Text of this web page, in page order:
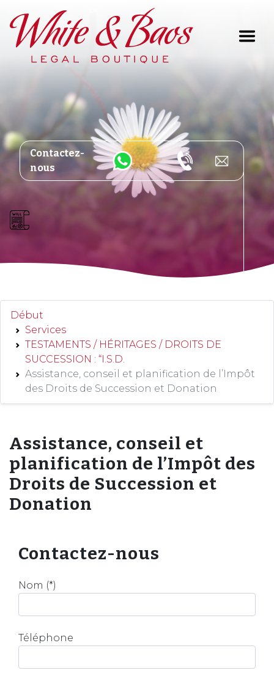
Main Navigation
Contactez-
nous
Début
Services
TESTAMENTS / HÉRITAGES / DROITS DE
SUCCESSION : “I.S.D.
Assistance, conseil et planification de l’Impôt
des Droits de Succession et Donation
Assistance, conseil et
planification de l’Impôt des
Droits de Succession et
Donation
Contactez-nous
Nom (*)
Téléphone